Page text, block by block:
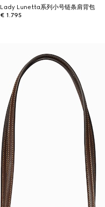
Lady Lunetta系列小号链条肩背包
€ 1.795